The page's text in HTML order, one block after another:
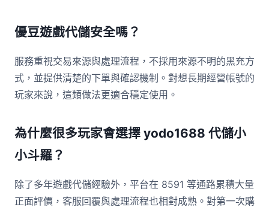
優豆遊戲代儲安全嗎？
服務重視交易來源與處理流程，不採用來源不明的黑充方
式，並提供清楚的下單與確認機制。對想長期經營帳號的
玩家來說，這類做法更適合穩定使用。
為什麼很多玩家會選擇 yodo1688 代儲小
小斗羅？
除了多年遊戲代儲經驗外，平台在 8591 等通路累積大量
正面評價，客服回覆與處理流程也相對成熟。對第一次購